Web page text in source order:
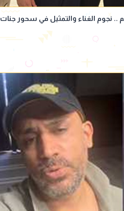
نجوم الغناء والتمثيل في سحور جنات